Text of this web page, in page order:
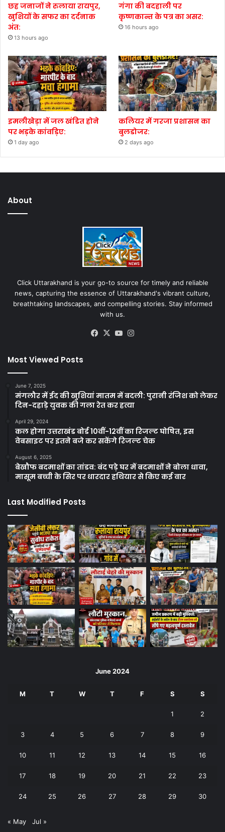
छह जनाजों ने रुलाया रायपुर,
खुशियों के सफर का दर्दनाक
अंत:
13 hours ago
गंगा की बदहाली पर
कृष्णकान्त के पत्र का असर:
16 hours ago
इमलीखेड़ा में जल खंडित होने
पर भड़के कांवड़िए:
1 day ago
कलियर में गरजा प्रशासन का
बुलडोजर:
2 days ago
About
Click Uttarakhand is your go-to source for timely and reliable
news, capturing the essence of Uttarakhand's vibrant culture,
breathtaking landscapes, and compelling stories. Stay informed
with us.
Facebook
X YouTube
Most Viewed Posts
June 7, 2025
मंगलौर में ईद की खुशियां मातम में बदली: पुरानी रंजिश को लेकर
दिन-दहाड़े युवक की गला रेत कर हत्या
April 29, 2024
कल होगा उत्तराखंड बोर्ड 10वीं-12वीं का रिजल्ट घोषित, इस
वेबसाइट पर इतने बजे कर सकेंगे रिजल्ट चेक
August 6, 2025
बेखौफ बदमाशों का तांडव: बंद पड़े घर में बदमाशों ने बोला धावा,
मासूम बच्ची के सिर पर धारदार हथियार से किए कई वार
Last Modified Posts
June 2024
M T W T F S S
1 2
3 4 5 6 7 8 9
10 11 12 13 14 15 16
17 18 19 20 21 22 23
24 25 26 27 28 29 30
« May Jul »